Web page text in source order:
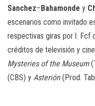
Sanchez–Bahamonde y
escenarios como invitado
respectivas giras por l. Fcf
créditos de televisión y
Mysteries of the Museum
(CBS) y Asterión(Prod.